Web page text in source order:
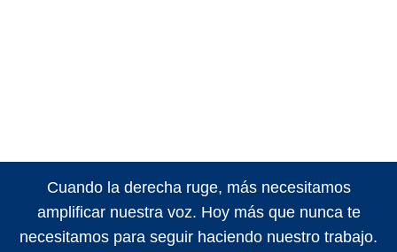
Cuando la derecha ruge, más necesitamos
amplificar nuestra voz. Hoy más que nunca te
necesitamos para seguir haciendo nuestro trabajo.